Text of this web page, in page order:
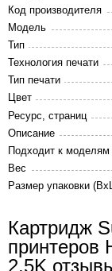
Код производителя
Модель
Тип
Технология печати
Тип печати
Цвет
Ресурс, страниц
Описание
Подходит к моделям
Вес
Размер упаковки
Картридж
принтеров
2.5K